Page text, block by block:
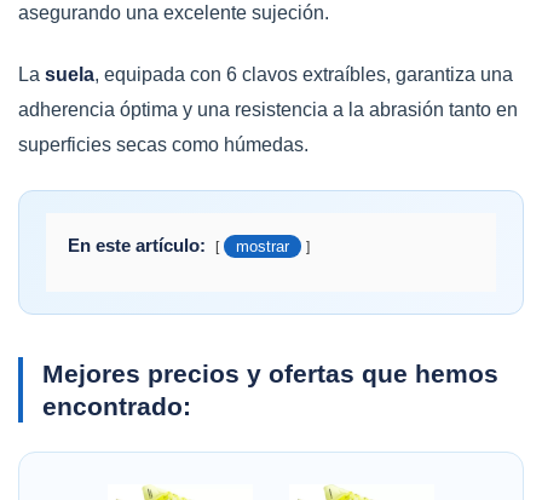
asegurando una excelente sujeción.
La suela, equipada con 6 clavos extraíbles, garantiza una
adherencia óptima y una resistencia a la abrasión tanto en
superficies secas como húmedas.
En este artículo: mostrar
Mejores precios y ofertas que hemos
encontrado: